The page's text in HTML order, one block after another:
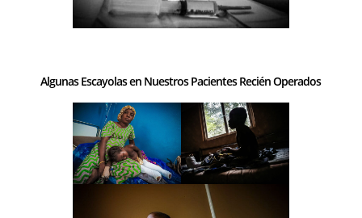
Algunas Escayolas en Nuestros Pacientes Recién Operados